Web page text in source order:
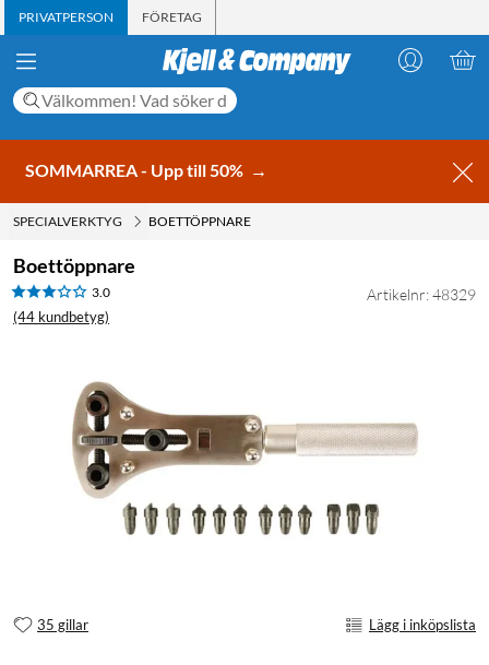
PRIVATPERSON FÖRETAG
SOMMARREA - Upp till 50% →
SPECIALVERKTYG BOETTÖPPNARE
Boettöppnare
3.0
(44 kundbetyg)
Artikelnr: 48329
35 gillar Lägg i inköpslista